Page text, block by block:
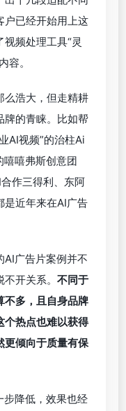
户已经开始用上这
频处理工具“灵
容。
么浩大，但走精耕
牌的青睐。比如帮
AI视频”的治柱Ai
嘻嘻弗斯创意团
作三得利、东阿
是近年来在AI广告
AI广告片案例并不
开关系。 不同于
不多，且自身品牌
个热点也难以获得
更倾向于质量有保
步降低，效果也经